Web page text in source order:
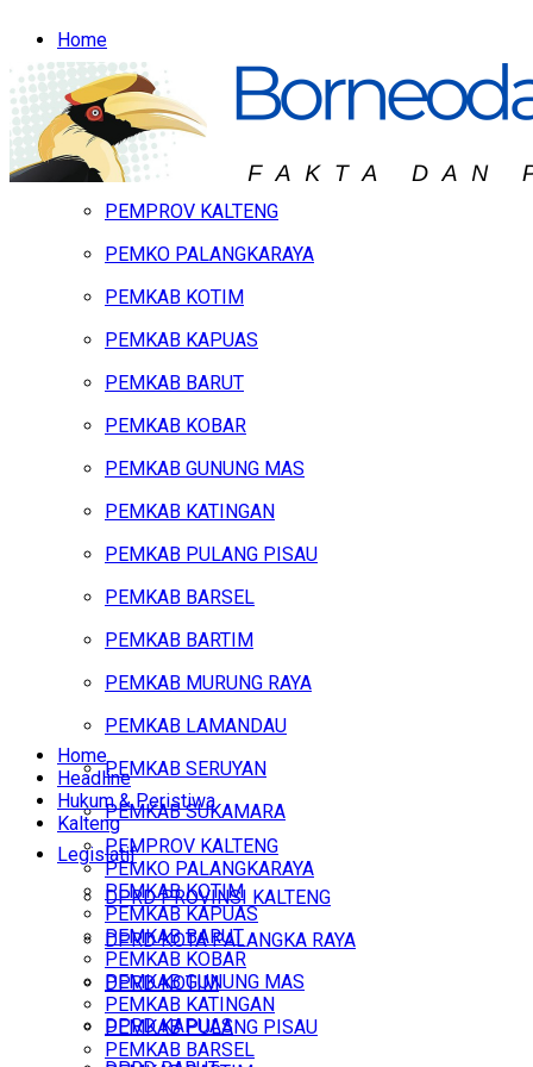
Home
Headline
Hukum & Peristiwa
Kalteng
PEMPROV KALTENG
PEMKO PALANGKARAYA
PEMKAB KOTIM
PEMKAB KAPUAS
PEMKAB BARUT
PEMKAB KOBAR
PEMKAB GUNUNG MAS
PEMKAB KATINGAN
PEMKAB PULANG PISAU
PEMKAB BARSEL
PEMKAB BARTIM
PEMKAB MURUNG RAYA
PEMKAB LAMANDAU
PEMKAB SERUYAN
PEMKAB SUKAMARA
Legislatif
DPRD PROVINSI KALTENG
DPRD KOTA PALANGKA RAYA
DPRD KOTIM
DPRD KAPUAS
Home
Headline
Hukum & Peristiwa
Kalteng
PEMPROV KALTENG
PEMKO PALANGKARAYA
PEMKAB KOTIM
PEMKAB KAPUAS
PEMKAB BARUT
PEMKAB KOBAR
PEMKAB GUNUNG MAS
PEMKAB KATINGAN
PEMKAB PULANG PISAU
PEMKAB BARSEL